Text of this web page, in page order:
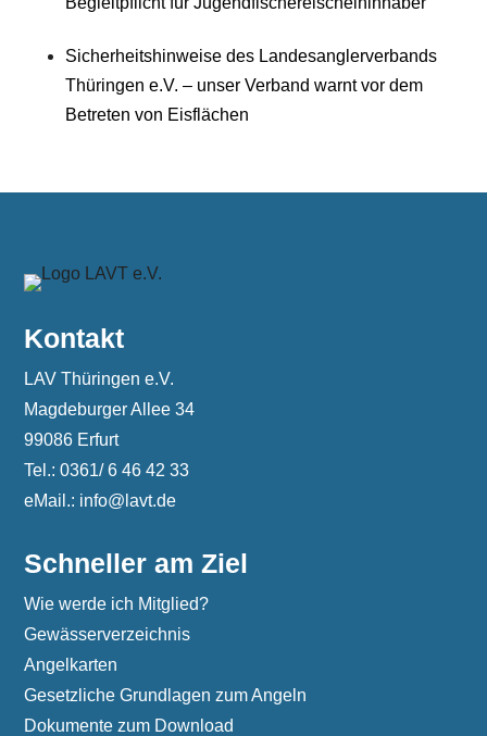
Sicherheitshinweise des Landesanglerverbands
Thüringen e.V. – unser Verband warnt vor dem
Betreten von Eisflächen
Kontakt
LAV Thüringen e.V.
Magdeburger Allee 34
99086 Erfurt
Tel.: 0361/ 6 46 42 33
eMail.: info@lavt.de
Schneller am Ziel
Wie werde ich Mitglied?
Gewässerverzeichnis
Angelkarten
Gesetzliche Grundlagen zum Angeln
Dokumente zum Download